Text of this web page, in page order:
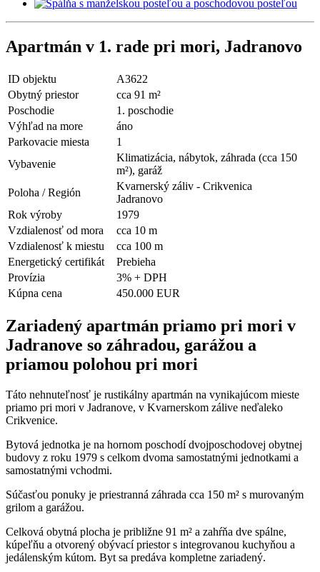
Apartmán v 1. rade pri mori, Jadranovo
ID objektu
A3622
Obytný priestor
cca 91 m²
Poschodie
1. poschodie
Výhľad na more
áno
Parkovacie miesta
1
Vybavenie
Klimatizácia, nábytok, záhrada (cca 150
m²), garáž
Poloha / Región
Kvarnerský záliv - Crikvenica
Jadranovo
Rok výroby
1979
Vzdialenosť od mora
cca 10 m
Vzdialenosť k miestu
cca 100 m
Energetický certifikát
Prebieha
Provízia
3% + DPH
Kúpna cena
450.000 EUR
Zariadený apartmán priamo pri mori v
Jadranove so záhradou, garážou a
priamou polohou pri mori
Táto nehnuteľnosť je rustikálny apartmán na vynikajúcom mieste
priamo pri mori v Jadranove, v Kvarnerskom zálive neďaleko
Crikvenice.
Bytová jednotka je na hornom poschodí dvojposchodovej obytnej
budovy z roku 1979 s celkom dvoma samostatnými jednotkami a
samostatnými vchodmi.
Súčasťou ponuky je priestranná záhrada cca 150 m² s murovaným
grilom a garážou.
Celková obytná plocha je približne 91 m² a zahŕňa dve spálne,
kúpeľňu a otvorený obývací priestor s integrovanou kuchyňou a
jedálenským kútom. Byt sa predáva kompletne zariadený.